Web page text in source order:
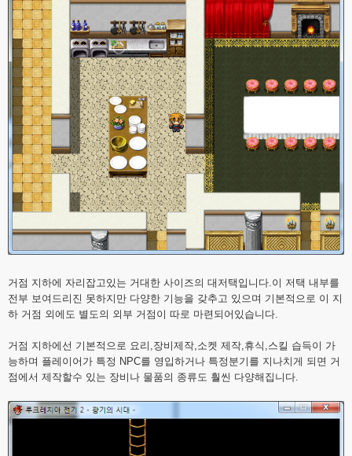
거점 지하에 자리잡고있는 거대한 사이즈의 대저택입니다.이 저택 내부를
전부 보여드리진 못하지만 다양한 기능을 갖추고 있으며 기본적으로 이 지
하 거점 외에도 별도의 외부 거점이 따로 마련되어있습니다.
거점 지하에선 기본적으로 요리,장비제작,소켓 제작,휴식,스킬 습득이 가
능하며 플레이어가 특정 NPC를 영입하거나 특정분기를 지나치게 되면 거
점에서 제작할수 있는 장비나 물품의 종류도 훨씬 다양해집니다.